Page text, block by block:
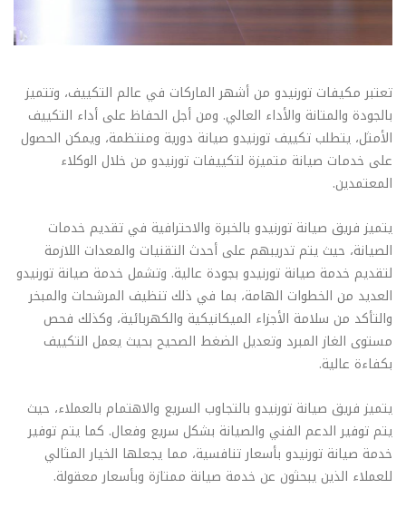
تعتبر مكيفات تورنيدو من أشهر الماركات في عالم التكييف، وتتميز
بالجودة والمتانة والأداء العالي. ومن أجل الحفاظ على أداء التكييف
الأمثل، يتطلب تكييف تورنيدو صيانة دورية ومنتظمة، ويمكن الحصول
على خدمات صيانة متميزة لتكييفات تورنيدو من خلال الوكلاء
المعتمدين.
يتميز فريق صيانة تورنيدو بالخبرة والاحترافية في تقديم خدمات
الصيانة، حيث يتم تدريبهم على أحدث التقنيات والمعدات اللازمة
لتقديم خدمة صيانة تورنيدو بجودة عالية. وتشمل خدمة صيانة تورنيدو
العديد من الخطوات الهامة، بما في ذلك تنظيف المرشحات والمبخر
والتأكد من سلامة الأجزاء الميكانيكية والكهربائية، وكذلك فحص
مستوى الغاز المبرد وتعديل الضغط الصحيح بحيث يعمل التكييف
بكفاءة عالية.
يتميز فريق صيانة تورنيدو بالتجاوب السريع والاهتمام بالعملاء، حيث
يتم توفير الدعم الفني والصيانة بشكل سريع وفعال. كما يتم توفير
خدمة صيانة تورنيدو بأسعار تنافسية، مما يجعلها الخيار المثالي
للعملاء الذين يبحثون عن خدمة صيانة ممتازة وبأسعار معقولة.